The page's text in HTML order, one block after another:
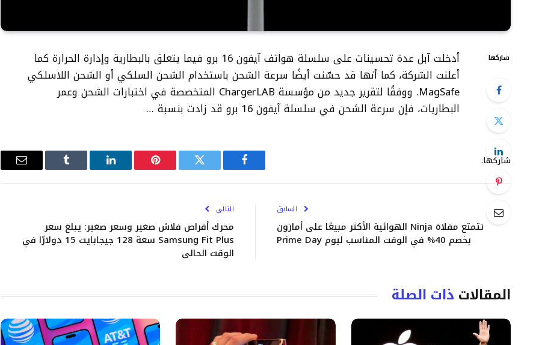
شاركها
أدخلت آبل عدة تحسينات على سلسلة هواتف آيفون 16 برو فيما يتعلق بالبطارية وإدارة الحرارة كما
أعلنت الشركة، كما أنها قد حسّنت أيضًا سرعة الشحن باستخدام الشحن السلكي أو الشحن اللاسلكي
MagSafe. ووفقًا لتقرير جديد من مؤسسة ChargerLAB المتخصصة في اختبارات الشحن وعمر
البطاريات، فإن سرعة الشحن في سلسلة آيفون 16 برو قد زادت بنسبة …
شاركها. فيسبوك تويتر بينتيريستلينكدإن Tumblr البريد
السابق
تتمتع مقلاة Ninja الهوائية الأكثر مبيعًا على أمازون
بخصم 40% في الوقت المناسب ليوم Prime Day
التالي
محرك أقراص فلاش صغير وسعر صغير: يبلغ سعر
Samsung Fit Plus سعة 128 جيجابايت 15 دولارًا في
الوقت الحالي
المقالات ذات الصلة